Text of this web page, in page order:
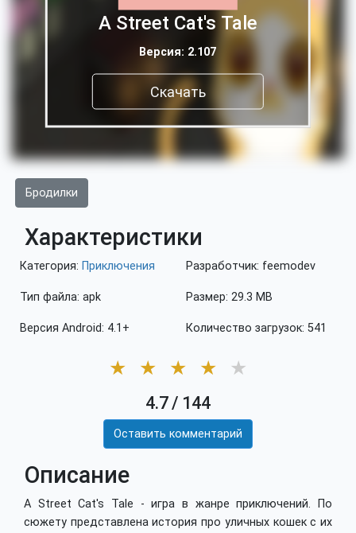
A Street Cat's Tale
Версия: 2.107
Скачать
Бродилки
Характеристики
Категория: Приключения
Тип файла: apk
Версия Android: 4.1+
Разработчик: feemodev
Размер: 29.3 MB
Количество загрузок: 541
★ ★ ★ ★ ★
4.7/ 144
Оставить комментарий
Описание
A Street Cat's Tale - игра в жанре приключений. По
сюжету представлена история про уличных кошек с их